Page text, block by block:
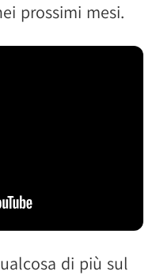
prossimi mesi.
di più sul